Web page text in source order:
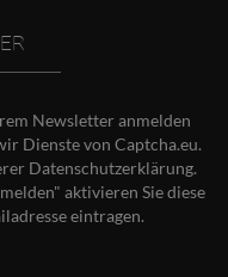
Newsletter anmelden
Dienste von Captcha.eu.
Datenschutzerklärung.
aktivieren Sie diese
eintragen.